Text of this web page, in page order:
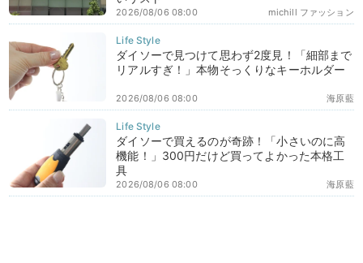
michill ファッション
2026/08/06 08:00
ダイソーで見つけて思わず2度見！「細部まで
リアルすぎ！」本物そっくりなキーホルダー
海原藍
2026/08/06 08:00
ダイソーで買えるのが奇跡！「小さいのに高
機能！」300円だけど買ってよかった本格工
具
海原藍
2026/08/06 08:00